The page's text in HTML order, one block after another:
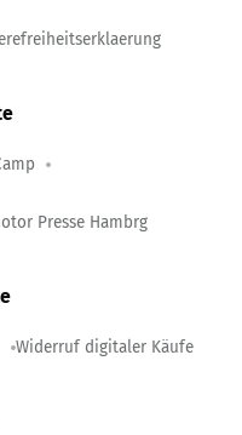
Presse Hambrg
Widerruf digitaler Käufe